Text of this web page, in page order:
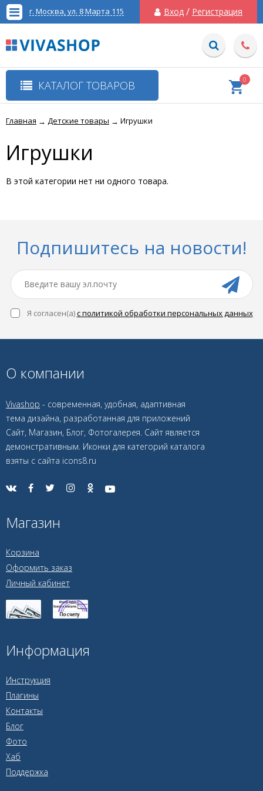
г. Москва, ул. 8 Марта 115 Вход / Регистрация
КАТАЛОГ ТОВАРОВ 0
Главная → Детские товары → Игрушки
Игрушки
В этой категории нет ни одного товара.
Подпишитесь на новости!
Я согласен(a)с политикой обработки персональных данных
О компании
Vivashop - современная, удобная, адаптивная
тема дизайна, разработанная для приложений
Сайт, Магазин, Блог, Фотогалерея. Сайт является
демонстративным. Иконки для категорий каталога
взяты с сайта icons8.ru
Магазин
Корзина
Оформить заказ
Личный кабинет
Информация
Инструкция
Плагины
Контакты
Блог
Фото
Хаб
Поддержка